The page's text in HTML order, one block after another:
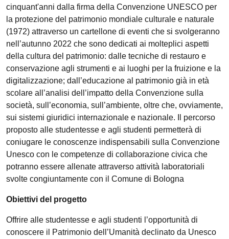
cinquant'anni dalla firma della Convenzione UNESCO per
la protezione del patrimonio mondiale culturale e naturale
(1972) attraverso un cartellone di eventi che si svolgeranno
nell’autunno 2022 che sono dedicati ai molteplici aspetti
della cultura del patrimonio: dalle tecniche di restauro e
conservazione agli strumenti e ai luoghi per la fruizione e la
digitalizzazione; dall’educazione al patrimonio già in età
scolare all’analisi dell’impatto della Convenzione sulla
società, sull’economia, sull’ambiente, oltre che, ovviamente,
sui sistemi giuridici internazionale e nazionale. Il percorso
proposto alle studentesse e agli studenti permetterà di
coniugare le conoscenze indispensabili sulla Convenzione
Unesco con le competenze di collaborazione civica che
potranno essere allenate attraverso attività laboratoriali
svolte congiuntamente con il Comune di Bologna
Obiettivi del progetto
Offrire alle studentesse e agli studenti l’opportunità di
conoscere il Patrimonio dell’Umanità declinato da Unesco